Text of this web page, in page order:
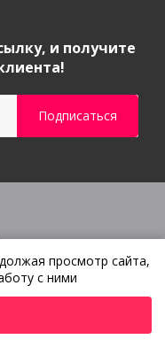
и получите
обслуживание
просмотр сайта,
с ними